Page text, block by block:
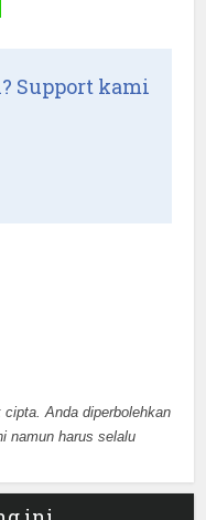
Support kami
Anda diperbolehkan
namun harus selalu